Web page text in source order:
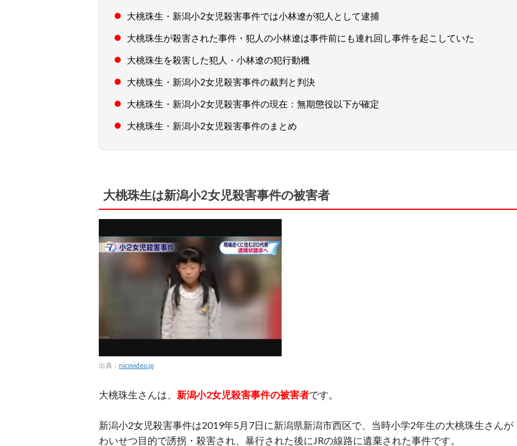
大桃珠生・新潟小2女児殺害事件では小林遼が犯人として逮捕
大桃珠生が殺害された事件・犯人の小林遼は事件前にも連れ回し事件を起こしていた
大桃珠生を殺害した犯人・小林遼の犯行動機
大桃珠生・新潟小2女児殺害事件の裁判と判決
大桃珠生・新潟小2女児殺害事件の現在：無期懲役以下が確定
大桃珠生・新潟小2女児殺害事件のまとめ
大桃珠生は新潟小2女児殺害事件の被害者
出典： nicovideo.jp
大桃珠生さんは、 新潟小2女児殺害事件の被害者です。
新潟小2女児殺害事件は2019年5月7日に新潟県新潟市西区で、当時小学2年生の大桃珠生さんが
わいせつ目的で誘拐・殺害され、暴行された後にJRの線路に遺棄された事件です。